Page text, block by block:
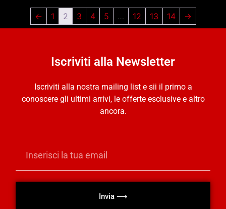
← 1 2 3 4 5 … 12 13 14 →
Iscriviti alla Newsletter
Iscriviti alla nostra mailing list e sii il primo a
conoscere gli ultimi arrivi, le offerte esclusive e altro
ancora.
Invia ⟶